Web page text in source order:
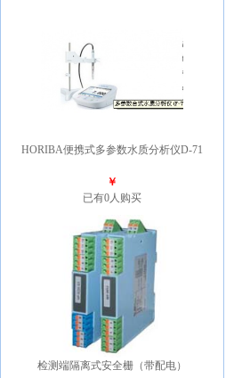
HORIBA便携式多参数水质分析仪D-71
￥
已有0人购买
检测端隔离式安全栅（带配电）